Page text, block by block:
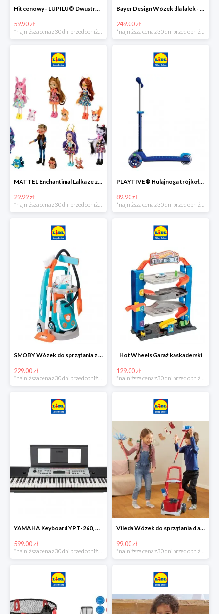
Hit cenowy - LUPILU® Dwustronna kurtka pikowana dziewczęca
59.90 zł
*najniższa cena z 30 dni przed obniżką
Bayer Design Wózek dla lalek - megazestaw
249.00 zł
*najniższa cena z 30 dni przed obniżką
MATTEL Enchantimal Lalka ze zwierzątkiem
29.99 zł
*najniższa cena z 30 dni przed obniżką
PLAYTIVE® Hulajnoga trójkołowa Tri Scooter z diodami LED
89.90 zł
*najniższa cena z 30 dni przed obniżką
SMOBY Wózek do sprzątania z odkurzaczem
229.00 zł
Hot Wheels Garaż kaskaderski
129.00 zł
YAMAHA Keyboard YPT-260, 61 klawiszy
599.00 zł
*najniższa cena z 30 dni przed obniżką
Vileda Wózek do sprzątania dla dzieci
99.00 zł
*najniższa cena z 30 dni przed obniżką